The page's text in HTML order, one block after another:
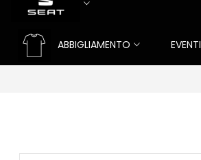
ABBIGLIAMENTO EVENTI